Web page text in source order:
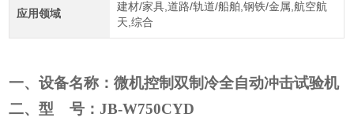
应用领域
建材/家具,道路/轨道/船舶,钢铁/金属,航空航
天,综合
一、设备名称：微机控制双制冷全自动冲击试验机
二、型
号：JB-W750CYD